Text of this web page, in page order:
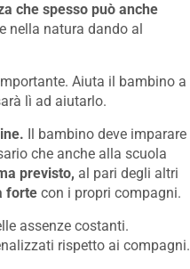
che spesso può anche
nella natura dando al
Aiuta il bambino a
lì ad aiutarlo.
Il bambino deve imparare
che anche alla scuola
previsto, al pari degli altri
forte con i propri compagni.
assenze costanti.
rispetto ai compagni.